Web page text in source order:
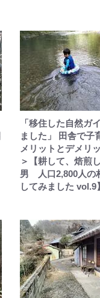
「移住した自然ガ
ました」 田舎で子
メリットとデメリ
＞【耕して、焙煎
男 人口2,800人の
してみました vol.9】